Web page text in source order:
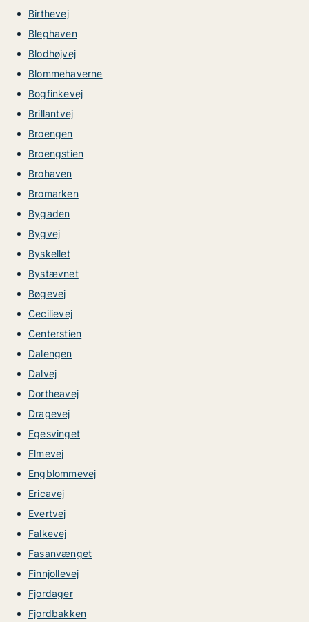
Birthevej
Bleghaven
Blodhøjvej
Blommehaverne
Bogfinkevej
Brillantvej
Broengen
Broengstien
Brohaven
Bromarken
Bygaden
Bygvej
Byskellet
Bystævnet
Bøgevej
Cecilievej
Centerstien
Dalengen
Dalvej
Dortheavej
Dragevej
Egesvinget
Elmevej
Engblommevej
Ericavej
Evertvej
Falkevej
Fasanvænget
Finnjollevej
Fjordager
Fjordbakken